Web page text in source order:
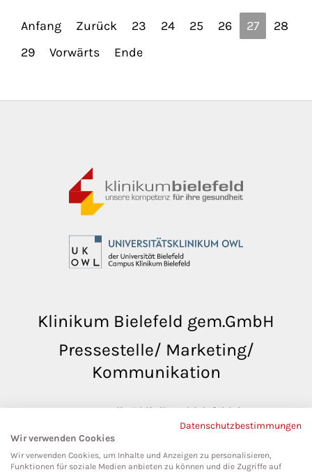
Anfang Zurück 23 24 25 26 27
28
29
Vorwärts Ende
Klinikum Bielefeld gem.GmbH
Pressestelle/ Marketing/
Kommunikation
pressestelle@klinikumbielefeld.de
Teutoburger Str. 50
33604 Bielefeld
Datenschutzbestimmungen
Wir verwenden Cookies
Wir verwenden Cookies, um Inhalte und Anzeigen zu personalisieren,
Funktionen für soziale Medien anbieten zu können und die Zugriffe auf